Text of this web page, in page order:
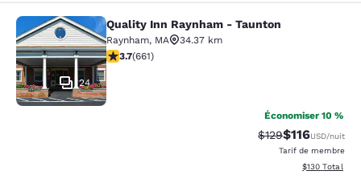
Quality Inn Raynham - Taunton
24
Quality Inn Raynham - Taunton
Raynham, MA
34.37 km
3.66 étoiles. Bien. 661 commentaires
3.7(661)
Économiser 10 %
Tarif barré :
$129Tarif réduit :
$116USD/nuit
Tarif de membre
Afficher les
$130 Total